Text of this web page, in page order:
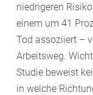
niedrigeren
einem um 41
Tod assoziiert –
Arbeitsweg.
Studie beweist
in welche